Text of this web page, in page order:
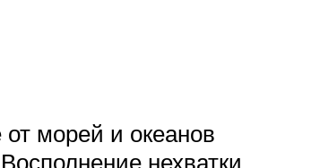
морей и океанов
нехватки